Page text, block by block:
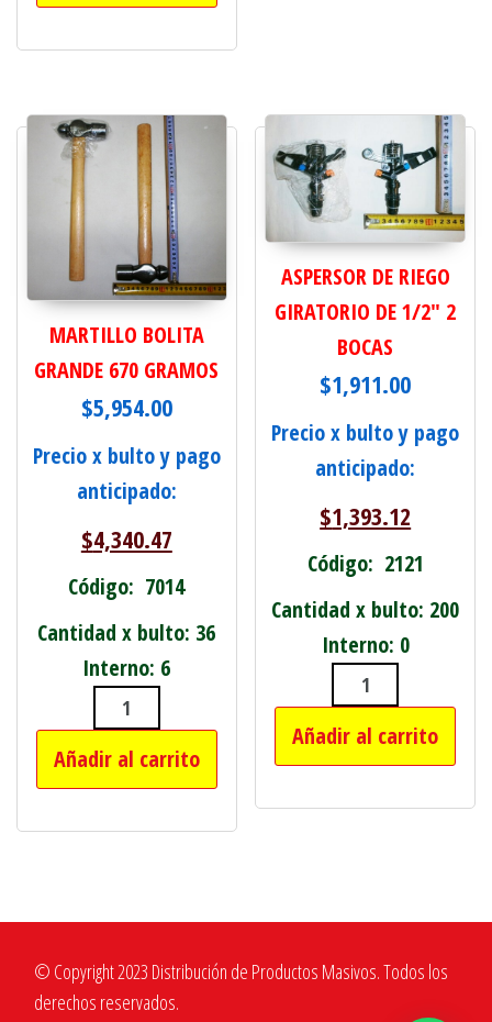
MARTILLO BOLITA
GRANDE 670 GRAMOS
$5,954.00
Precio x bulto y pago
anticipado:
$4,340.47
Código: 7014
Cantidad x bulto: 36
Interno: 6
MARTILLO BOLITA GRANDE 670
Añadir al carrito
ASPERSOR DE RIEGO
GIRATORIO DE 1/2" 2
BOCAS
$1,911.00
Precio x bulto y pago
anticipado:
$1,393.12
Código: 2121
Cantidad x bulto: 200
Interno: 0
ASPERSOR
Añadir al carrito
© Copyright 2023 Distribución de Productos Masivos. Todos los
derechos reservados.